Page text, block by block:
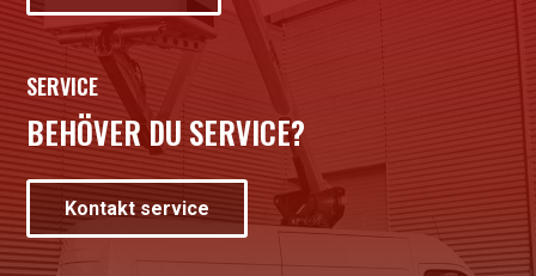
SERVICE
BEHÖVER DU SERVICE?
Kontakt service